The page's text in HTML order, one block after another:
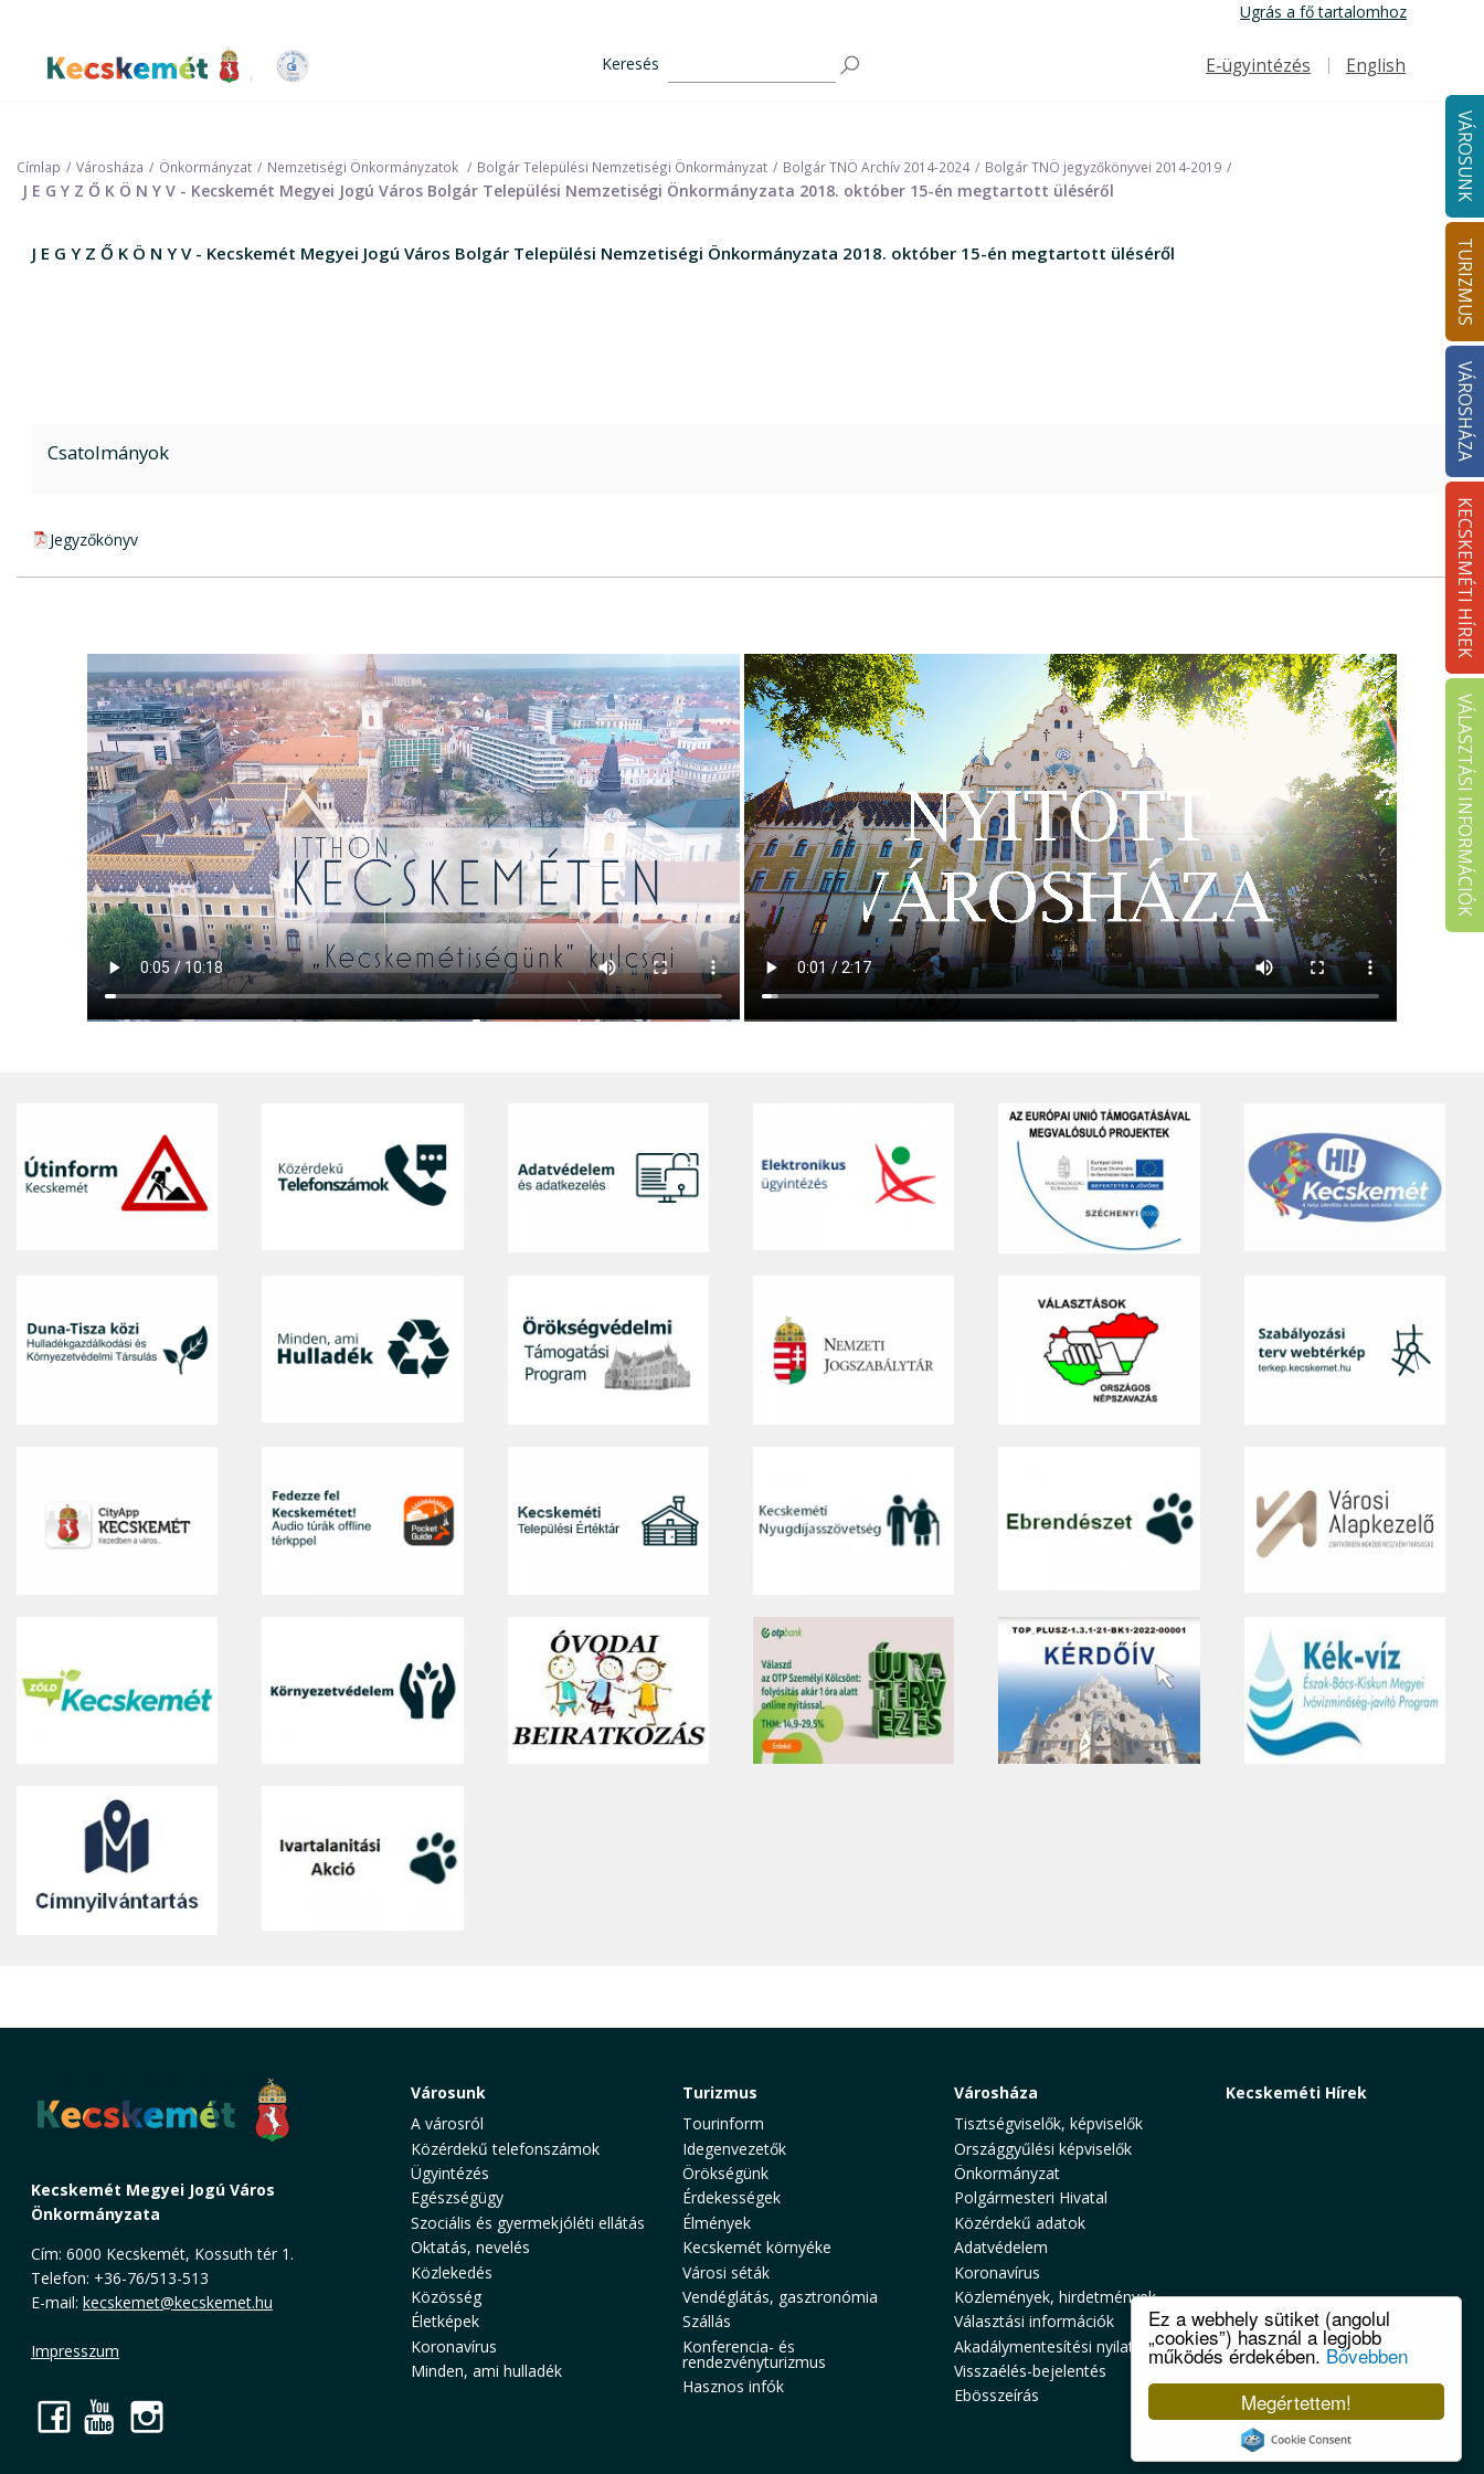
Megértettem!
Ez a webhely sütiket (angolul
„cookies”) használ a legjobb
működés érdekében. Bővebben
Cookie Consent plugin for the EU cookie law
tartalomra
Ugrás a fő tartalomhoz
Kecskemét Város Honlapja
Keresés
Felső navigáció
E-ügyintézés English
VÁROSUNK
TURIZMUS
VÁROSHÁZA
KECSKEMÉTI HÍREK
VÁLASZTÁSI INFORMÁCIÓK
Címlap Városháza Önkormányzat Nemzetiségi Önkormányzatok Bolgár Települési Nemzetiségi Önkormányzat Bolgár TNÖ Archív 2014-2024 Bolgár TNÖ jegyzőkönyvei 2014-2019
J E G Y Z Ő K Ö N Y V - Kecskemét Megyei Jogú Város Bolgár Települési Nemzetiségi Önkormányzata 2018. október 15-én megtartott üléséről
J E G Y Z Ő K Ö N Y V - Kecskemét Megyei Jogú Város Bolgár Települési Nemzetiségi Önkormányzata 2018. október 15-én megtartott üléséről
Csatolmányok
pdf csatolmány:
Jegyzőkönyv
Kecskemét Megyei Jogú Város
Önkormányzata
Cím: 6000 Kecskemét, Kossuth tér 1.
Telefon: +36-76/513-513
E-mail: kecskemet@kecskemet.hu
Impresszum
Facebook
YouTube
Városunk
A városról
Közérdekű telefonszámok
Ügyintézés
Egészségügy
Szociális és gyermekjóléti ellátás
Oktatás, nevelés
Közlekedés
Közösség
Életképek
Koronavírus
Minden, ami hulladék
Turizmus
Tourinform
Idegenvezetők
Örökségünk
Érdekességek
Élmények
Kecskemét környéke
Városi séták
Vendéglátás, gasztronómia
Szállás
Konferencia- és
rendezvényturizmus
Hasznos infók
Városháza
Tisztségviselők, képviselők
Országgyűlési képviselők
Önkormányzat
Polgármesteri Hivatal
Közérdekű adatok
Adatvédelem
Koronavírus
Közlemények, hirdetmények
Választási információk
Akadálymentesítési nyilatkozat
Visszaélés-bejelentés
Ebösszeírás
Kecskeméti Hírek